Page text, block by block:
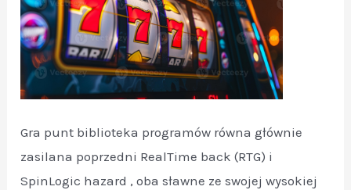
Gra punt biblioteka programów równa głównie
zasilana poprzedni RealTime back (RTG) i
SpinLogic hazard , oba sławne ze swojej wysokiej